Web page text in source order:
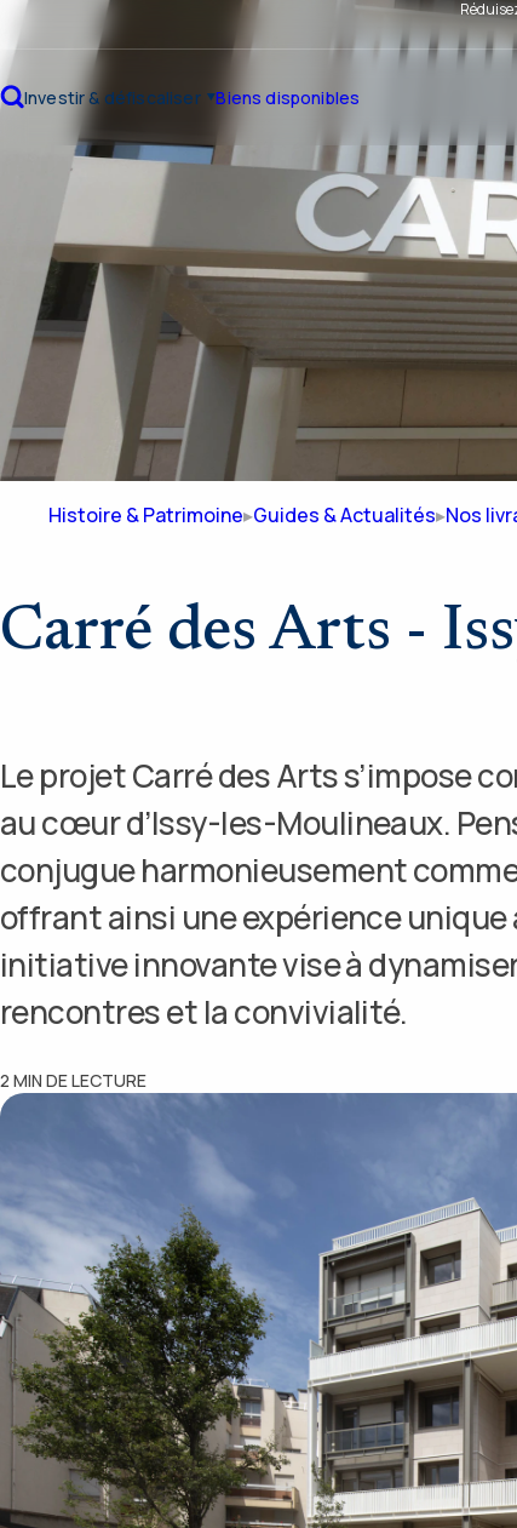
Investir & défiscaliser Biens disponibles
Histoire & Patrimoine Guides & Actualités Nos
Carré des Arts -
Le projet Carré des Arts s’impose
au cœur d’Issy-les-Moulineaux.
conjugue harmonieusement
offrant ainsi une expérience
initiative innovante vise à
rencontres et la convivialité.
2 MIN DE LECTURE